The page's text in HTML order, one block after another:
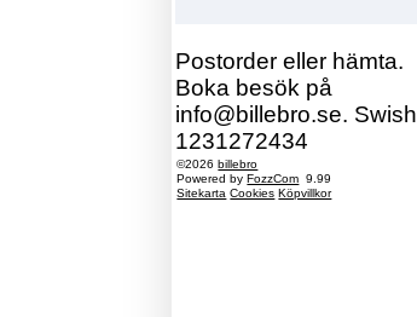
Postorder eller hämta.
Boka besök på
info@billebro.se. Swish
1231272434
©2026billebro
Powered byFozzCom 9.99
Sitekarta Cookies Köpvillkor